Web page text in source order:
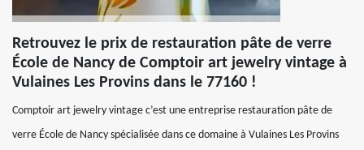
Retrouvez le prix de restauration pâte de verre
École de Nancy de Comptoir art jewelry vintage à
Vulaines Les Provins dans le 77160 !
Comptoir art jewelry vintage c’est une entreprise restauration pâte de
verre École de Nancy spécialisée dans ce domaine à Vulaines Les Provins